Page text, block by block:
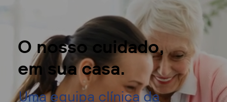
O nosso cuidado,
em sua casa.
Uma equipa clínica da